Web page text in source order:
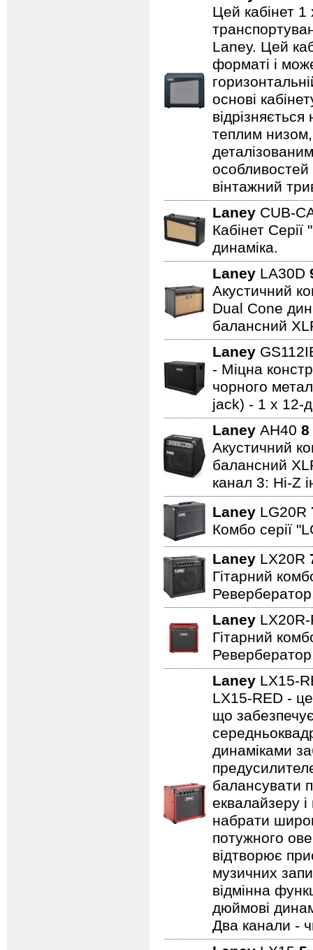
Цей кабінет 1
Laney. Цей
форматі і
основі
теплим
особливостей
вінтажний
Laney CUB-
Кабінет
динаміка.
Laney LA30D
Акустичний
Dual Cone
балансний
Laney
- Міцна
чорного
jack) - 1 x 12-
Laney AH40 8
Акустичний
балансний
канал 3: Hi-Z
Laney LG20R
Комбо серії
Laney LX20R
Гітарний
Laney
Гітарний
Laney LX15-
LX15-RED -
що
динаміками
балансувати
еквалайзеру
набрати
потужного
відтворює
музичних
відмінна
дюймові
Два канали -